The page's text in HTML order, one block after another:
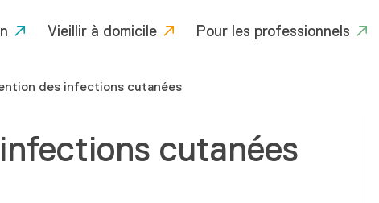
Vieillir à domicile Pour les professionnels
des infections cutanées
cutanées